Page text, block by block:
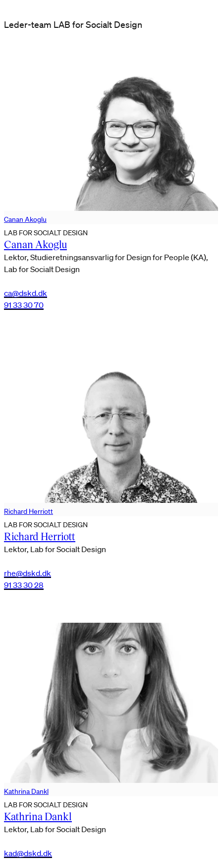
Leder-team LAB for Socialt Design
Canan Akoglu
LAB FOR SOCIALT DESIGN
Canan Akoglu
Lektor, Studieretningsansvarlig for Design for People (KA),
Lab for Socialt Design
ca@dskd.dk
91 33 30 70
Richard Herriott
LAB FOR SOCIALT DESIGN
Richard Herriott
Lektor, Lab for Socialt Design
rhe@dskd.dk
91 33 30 28
Kathrina Dankl
LAB FOR SOCIALT DESIGN
Kathrina Dankl
Lektor, Lab for Socialt Design
kad@dskd.dk